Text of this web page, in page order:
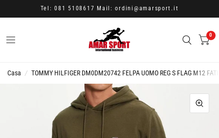
Tel: 081 5108617 Mail: ordini@amarsport.it
0
Casa / TOMMY HILFIGER DM0DM20742 FELPA UOMO REG S FLAG M12